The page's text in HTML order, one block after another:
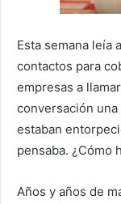
Esta semana leía
contactos para
empresas a
conversación
estaban
pensaba. ¿Cómo
Años y años de